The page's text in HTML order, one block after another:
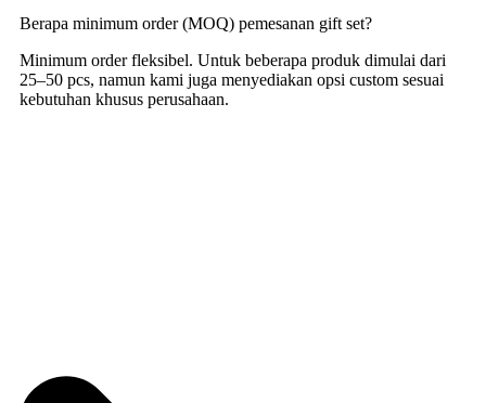
Berapa minimum order (MOQ) pemesanan gift set?
Minimum order fleksibel. Untuk beberapa produk dimulai dari
25–50 pcs, namun kami juga menyediakan opsi custom sesuai
kebutuhan khusus perusahaan.